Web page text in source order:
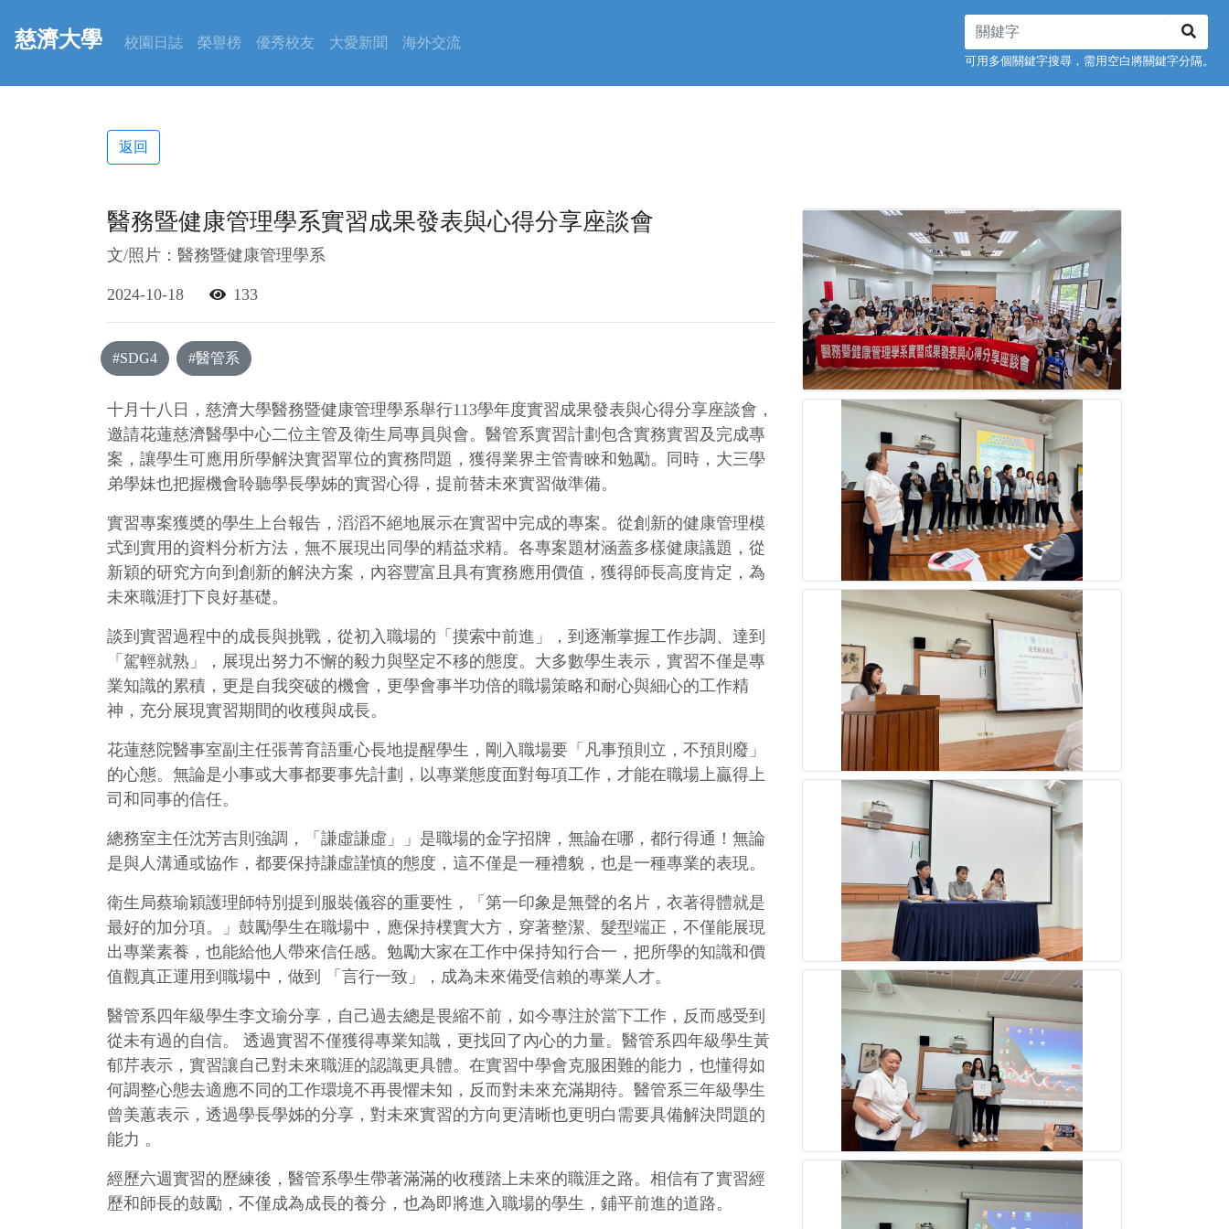
慈濟大學 校園日誌 榮譽榜 優秀校友 大愛新聞 海外交流
可用多個關鍵字搜尋，需用空白將關鍵字分隔。
返回
醫務暨健康管理學系實習成果發表與心得分享座談會
文/照片：醫務暨健康管理學系
2024-10-18 133
#SDG4 #醫管系
十月十八日，慈濟大學醫務暨健康管理學系舉行113學年度實習成果發表與心得分享座談會，
邀請花蓮慈濟醫學中心二位主管及衛生局專員與會。醫管系實習計劃包含實務實習及完成專
案，讓學生可應用所學解決實習單位的實務問題，獲得業界主管青睞和勉勵。同時，大三學
弟學妹也把握機會聆聽學長學姊的實習心得，提前替未來實習做準備。
實習專案獲奬的學生上台報告，滔滔不絕地展示在實習中完成的專案。從創新的健康管理模
式到實用的資料分析方法，無不展現出同學的精益求精。各專案題材涵蓋多樣健康議題，從
新穎的研究方向到創新的解決方案，內容豐富且具有實務應用價值，獲得師長高度肯定，為
未來職涯打下良好基礎。
談到實習過程中的成長與挑戰，從初入職場的「摸索中前進」，到逐漸掌握工作步調、達到
「駕輕就熟」，展現出努力不懈的毅力與堅定不移的態度。大多數學生表示，實習不僅是專
業知識的累積，更是自我突破的機會，更學會事半功倍的職場策略和耐心與細心的工作精
神，充分展現實習期間的收穫與成長。
花蓮慈院醫事室副主任張菁育語重心長地提醒學生，剛入職場要「凡事預則立，不預則廢」
的心態。無論是小事或大事都要事先計劃，以專業態度面對每項工作，才能在職場上贏得上
司和同事的信任。
總務室主任沈芳吉則強調，「謙虛謙虛」」是職場的金字招牌，無論在哪，都行得通！無論
是與人溝通或協作，都要保持謙虛謹慎的態度，這不僅是一種禮貌，也是一種專業的表現。
衛生局蔡瑜穎護理師特別提到服裝儀容的重要性，「第一印象是無聲的名片，衣著得體就是
最好的加分項。」鼓勵學生在職場中，應保持樸實大方，穿著整潔、髮型端正，不僅能展現
出專業素養，也能給他人帶來信任感。勉勵大家在工作中保持知行合一，把所學的知識和價
值觀真正運用到職場中，做到 「言行一致」，成為未來備受信賴的專業人才。
醫管系四年級學生李文瑜分享，自己過去總是畏縮不前，如今專注於當下工作，反而感受到
從未有過的自信。 透過實習不僅獲得專業知識，更找回了內心的力量。醫管系四年級學生黃
郁芹表示，實習讓自己對未來職涯的認識更具體。在實習中學會克服困難的能力，也懂得如
何調整心態去適應不同的工作環境不再畏懼未知，反而對未來充滿期待。醫管系三年級學生
曾美蕙表示，透過學長學姊的分享，對未來實習的方向更清晰也更明白需要具備解決問題的
能力 。
經歷六週實習的歷練後，醫管系學生帶著滿滿的收穫踏上未來的職涯之路。相信有了實習經
歷和師長的鼓勵，不僅成為成長的養分，也為即將進入職場的學生，鋪平前進的道路。